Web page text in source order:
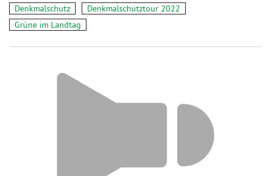
Denkmalschutz
Denkmalschutztour 2022
Grüne im Landtag